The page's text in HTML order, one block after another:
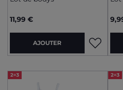
11,99 €
AJOUTER
2=3 2=3